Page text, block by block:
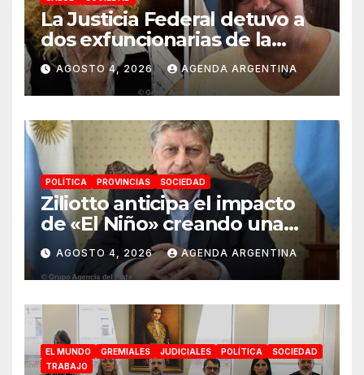
La Justicia Federal detuvo a
dos exfuncionarias de la
ANMAT y el INAME por la
causa del fentanilo
contaminado
AGOSTO 4, 2026 AGENDA ARGENTINA
POLÍTICA PROVINCIAS SOCIEDAD
Ziliotto anticipa el impacto
de «El Niño» creando una
«Unidad de Gestión» para
proteger el territorio
pampeano
AGOSTO 4, 2026 AGENDA ARGENTINA
EL MUNDO GREMIALES JUDICIALES POLÍTICA
SOCIEDAD
TRABAJO